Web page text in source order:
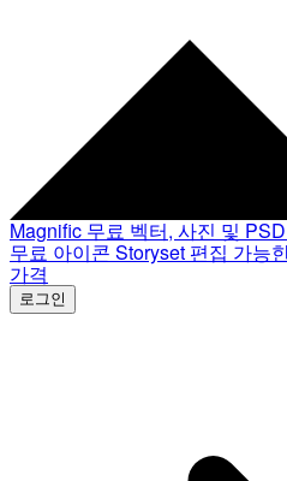
Magnific 무료 벡터, 사진 및 PSD
무료 아이콘 Storyset 편집 가능
가격
로그인